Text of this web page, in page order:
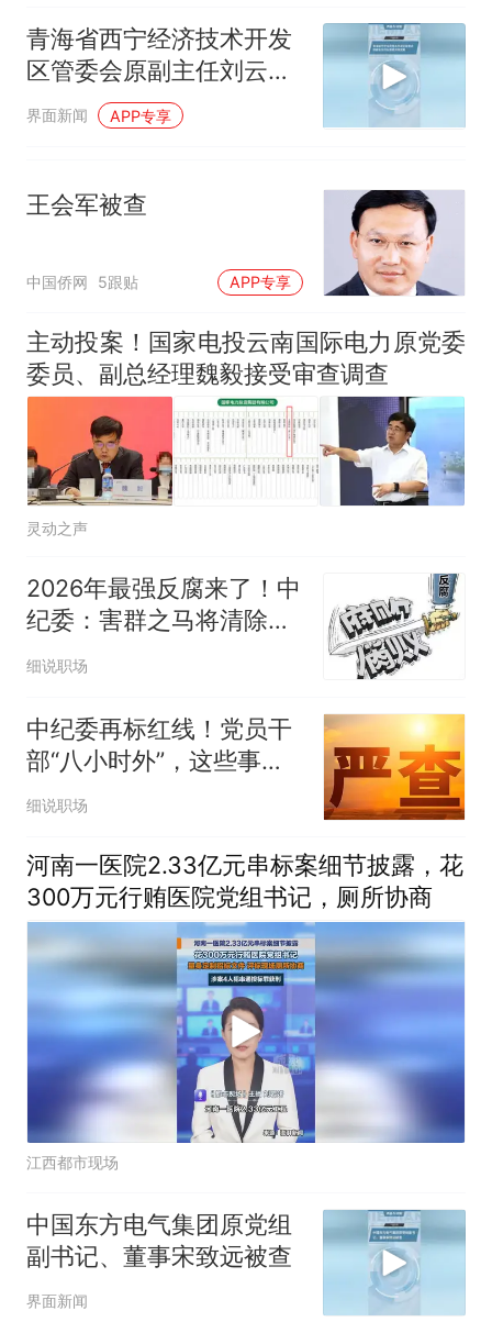
青海省西宁经济技术开发
区管委会原副主任刘云洲
被开除党籍
界面新闻 APP专享
王会军被查
中国侨网 5跟贴 APP专享
主动投案！国家电投云南国际电力原党委
委员、副总经理魏毅接受审查调查
灵动之声
2026年最强反腐来了！中
纪委：害群之马将清除到
底！
细说职场
中纪委再标红线！党员干
部“八小时外”，这些事都
不能干
细说职场
河南一医院2.33亿元串标案细节披露，花
300万元行贿医院党组书记，厕所协商
江西都市现场
中国东方电气集团原党组
副书记、董事宋致远被查
界面新闻